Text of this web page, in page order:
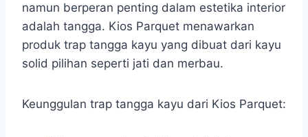
namun berperan penting dalam estetika interior
adalah tangga. Kios Parquet menawarkan
produk trap tangga kayu yang dibuat dari kayu
solid pilihan seperti jati dan merbau.
Keunggulan trap tangga kayu dari Kios Parquet: